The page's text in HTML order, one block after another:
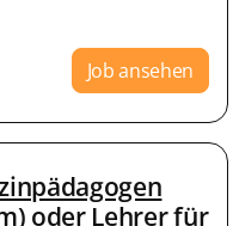
Job ansehen
oder Lehrer für